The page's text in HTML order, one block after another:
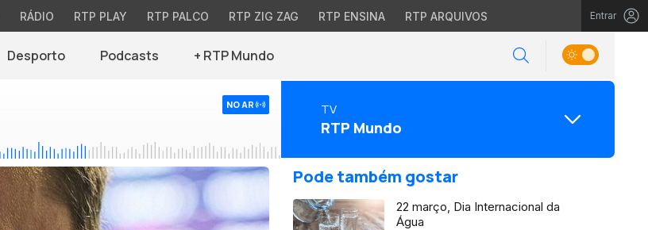
RÁDIO RTP PLAY RTP PALCO RTP ZIG ZAG RTP ENSINA RTP ARQUIVOS Entrar
Desporto Podcasts + RTP Mundo
NO AR TV
RTP Mundo
Pode também gostar
22 março, Dia Internacional da
Água